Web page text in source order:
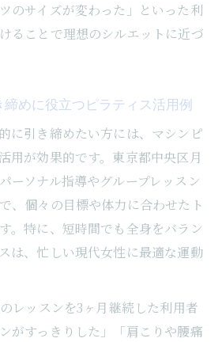
のサイズが変わった」といった利
ることで理想のシルエットに近づ
めに役立つピラティス活用例
に引き締めたい方には、マシンピ
用が効果的です。東京都中央区月
ーソナル指導やグループレッスン
、個々の目標や体力に合わせたト
。特に、短時間でも全身をバラン
は、忙しい現代女性に最適な運動
レッスンを3ヶ月継続した利用者
がすっきりした」「肩こりや腰痛